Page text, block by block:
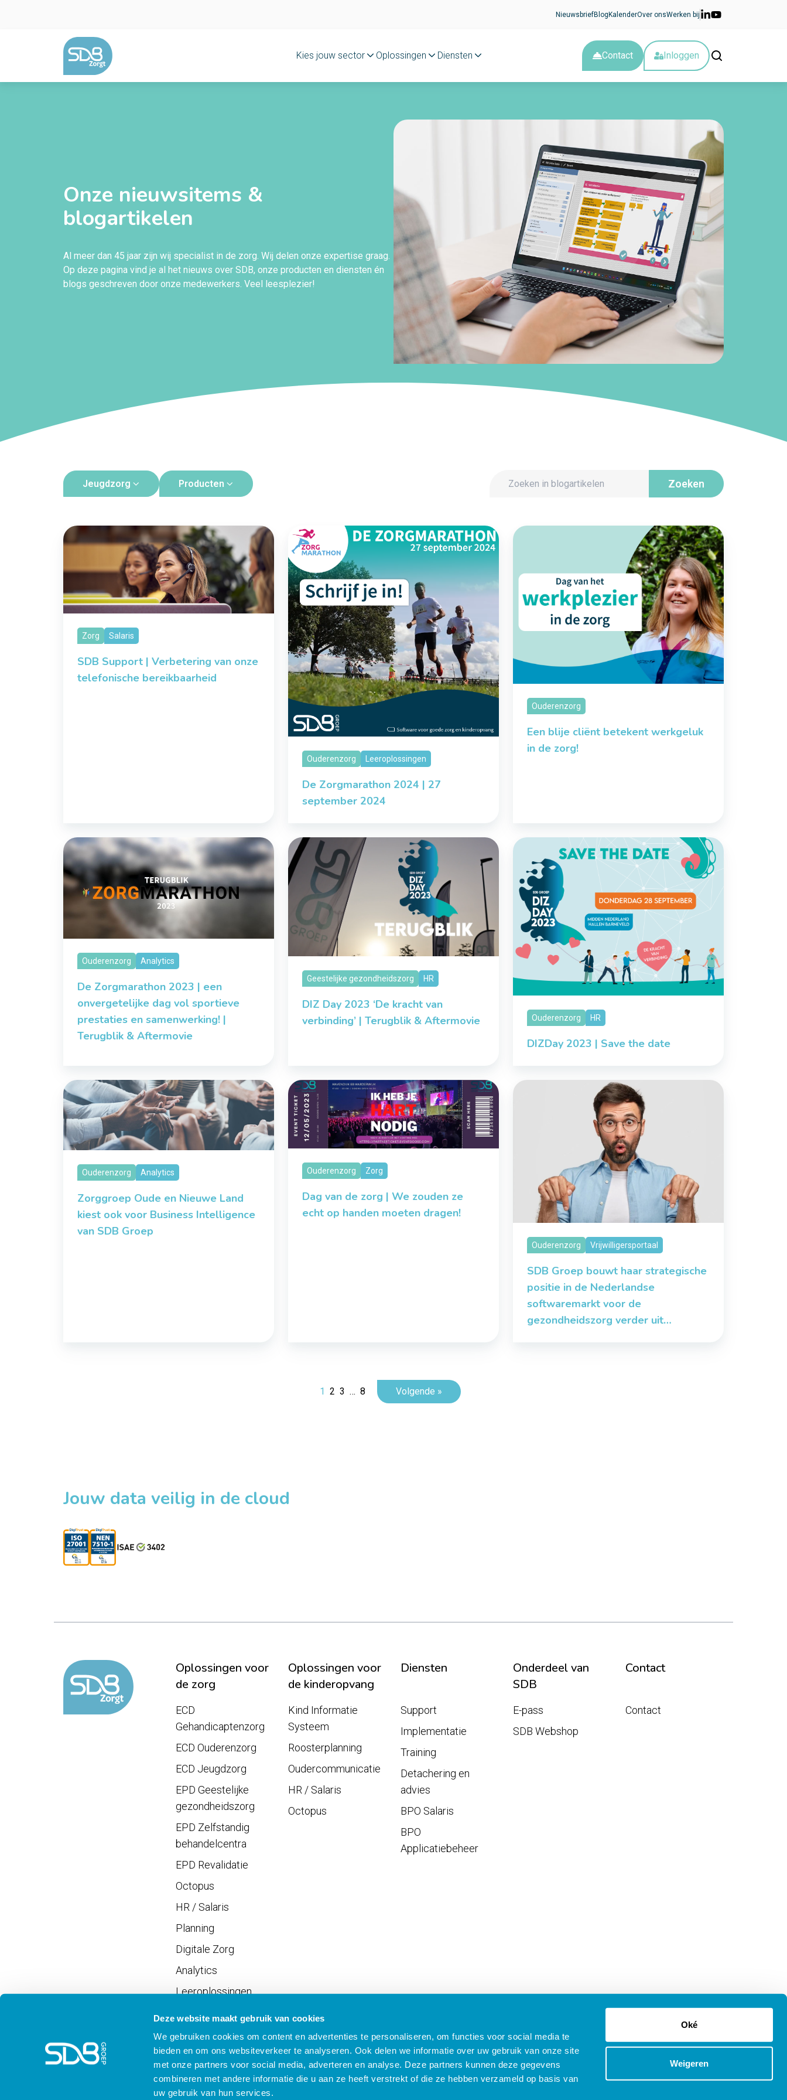
Deze website maakt gebruik van cookies
We gebruiken cookies om content en advertenties te personaliseren, om functies voor social media te
bieden en om ons websiteverkeer te analyseren. Ook delen we informatie over uw gebruik van onze site
met onze partners voor social media, adverteren en analyse. Deze partners kunnen deze gegevens
combineren met andere informatie die u aan ze heeft verstrekt of die ze hebben verzameld op basis van
uw gebruik van hun services.
Oké
Weigeren
NieuwsbriefBlog KalenderOver onsWerken bij
Kies jouw sector Oplossingen Diensten Contact Inloggen
Onze nieuwsitems &
blogartikelen
Al meer dan 45 jaar zijn wij specialist in de zorg. Wij delen onze expertise graag.
Op deze pagina vind je al het nieuws over SDB, onze producten en diensten én
blogs geschreven door onze medewerkers. Veel leesplezier!
Jeugdzorg Producten
Zorg Salaris
SDB Support | Verbetering van onze
telefonische bereikbaarheid
Ouderenzorg Leeroplossingen
De Zorgmarathon 2024 | 27
september 2024
Ouderenzorg
Een blije cliënt betekent werkgeluk
in de zorg!
Ouderenzorg Analytics
De Zorgmarathon 2023 | een
onvergetelijke dag vol sportieve
prestaties en samenwerking! |
Terugblik & Aftermovie
Geestelijke gezondheidszorg HR
DIZ Day 2023 ‘De kracht van
verbinding’ | Terugblik & Aftermovie
Ouderenzorg HR
DIZDay 2023 | Save the date
Ouderenzorg Analytics
Zorggroep Oude en Nieuwe Land
kiest ook voor Business Intelligence
van SDB Groep
Ouderenzorg Zorg
Dag van de zorg | We zouden ze
echt op handen moeten dragen!
Ouderenzorg Vrijwilligersportaal
SDB Groep bouwt haar strategische
positie in de Nederlandse
softwaremarkt voor de
gezondheidszorg verder uit…
1 2 3 … 8 Volgende »
Jouw data veilig in de cloud
Oplossingen voor
de zorg
Oplossingen voor
de kinderopvang
Diensten
Onderdeel van
SDB
Contact
ECD
Gehandicaptenzorg
ECD Ouderenzorg
ECD Jeugdzorg
EPD Geestelijke
gezondheidszorg
EPD Zelfstandig
behandelcentra
EPD Revalidatie
Octopus
HR / Salaris
Planning
Digitale Zorg
Analytics
Leeroplossingen
Vrijwilligersportaal
Kind Informatie
Systeem
Roosterplanning
Oudercommunicatie
HR / Salaris
Octopus
Support
Implementatie
Training
Detachering en
advies
BPO Salaris
BPO
Applicatiebeheer
E-pass
SDB Webshop
Contact
Meld je aan voor SDB Nieuws